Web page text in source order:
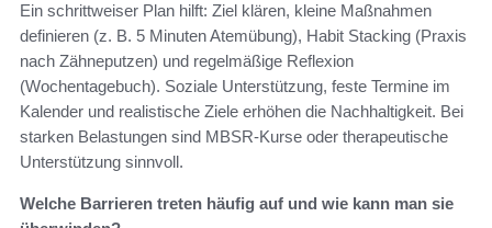
Ein schrittweiser Plan hilft: Ziel klären, kleine Maßnahmen
definieren (z. B. 5 Minuten Atemübung), Habit Stacking (Praxis
nach Zähneputzen) und regelmäßige Reflexion
(Wochentagebuch). Soziale Unterstützung, feste Termine im
Kalender und realistische Ziele erhöhen die Nachhaltigkeit. Bei
starken Belastungen sind MBSR‑Kurse oder therapeutische
Unterstützung sinnvoll.
Welche Barrieren treten häufig auf und wie kann man sie